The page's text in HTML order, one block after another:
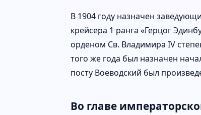
В 1904 году назначен
крейсера 1 ранга «Герцог
орденом Св. Владимира IV
того же года был назначен
посту Воеводский был
Во главе